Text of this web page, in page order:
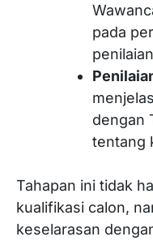
pada
dengan
tentang
Tahapan ini tidak
kualifikasi calon,
keselarasan